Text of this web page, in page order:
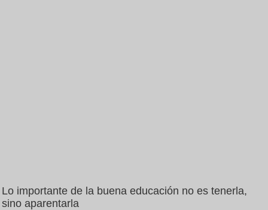
Lo importante de la buena educación no es tenerla,
sino aparentarla